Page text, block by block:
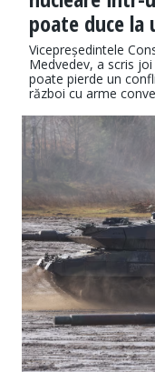
poate duce la
Vicepreședintele
Medvedev, a scris
poate pierde un
război cu arme